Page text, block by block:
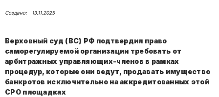
13.11.2025
Верховный суд (ВС) РФ подтвердил право
саморегулируемой организации требовать от
арбитражных управляющих-членов в рамках
процедур, которые они ведут, продавать имущество
банкротов исключительно на аккредитованных этой
СРО площадках